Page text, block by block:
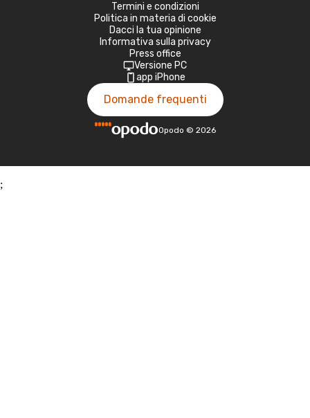
Termini e condizioni
Politica in materia di cookie
Dacci la tua opinione
Informativa sulla privacy
Press office
Versione PC
app iPhone
Domande frequenti
Opodo © 2026
;